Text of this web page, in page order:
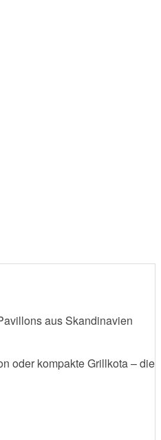
aus Skandinavien
oder kompakte Grillkota – die